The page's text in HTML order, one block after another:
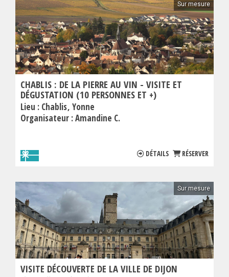
Sur mesure
CHABLIS : DE LA PIERRE AU VIN - VISITE ET
DÉGUSTATION (10 PERSONNES ET +)
Lieu : Chablis Yonne
Organisateur :Amandine C.
DÉTAILS RÉSERVER
Sur mesure
VISITE DÉCOUVERTE DE LA VILLE DE DIJON